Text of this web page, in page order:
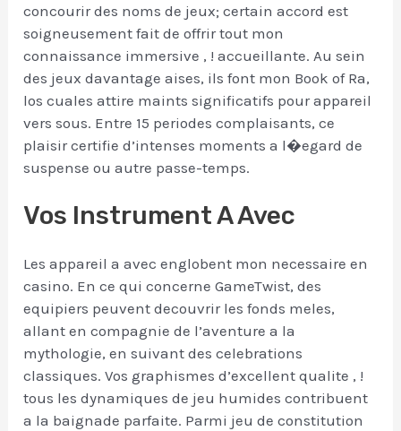
concourir des noms de jeux; certain accord est
soigneusement fait de offrir tout mon
connaissance immersive , ! accueillante. Au sein
des jeux davantage aises, ils font mon Book of Ra,
los cuales attire maints significatifs pour appareil
vers sous. Entre 15 periodes complaisants, ce
plaisir certifie d’intenses moments a l�egard de
suspense ou autre passe-temps.
Vos Instrument A Avec
Les appareil a avec englobent mon necessaire en
casino. En ce qui concerne GameTwist, des
equipiers peuvent decouvrir les fonds meles,
allant en compagnie de l’aventure a la
mythologie, en suivant des celebrations
classiques. Vos graphismes d’excellent qualite , !
tous les dynamiques de jeu humides contribuent
a la baignade parfaite. Parmi jeu de constitution